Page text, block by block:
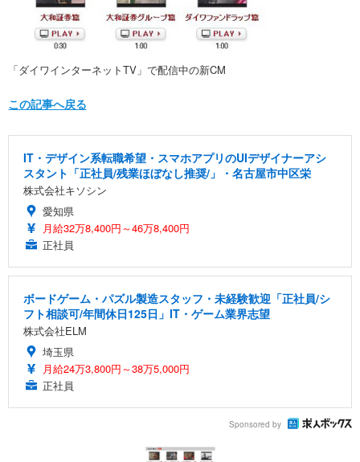
「ダイワインターネットTV」で配信中の新CM
この記事へ戻る
IT・デザイン系転職希望・スマホアプリのUIデザイナーアシ
スタント「正社員/残業ほぼなし推奨/」・名古屋市中区栄
株式会社キソシン
愛知県
月給32万8,400円～46万8,400円
正社員
ボードゲーム・パズル製造スタッフ・未経験歓迎「正社員/シ
フト相談可/年間休日125日」IT・ゲーム業界志望
株式会社ELM
埼玉県
月給24万3,800円～38万5,000円
正社員
Sponsored by